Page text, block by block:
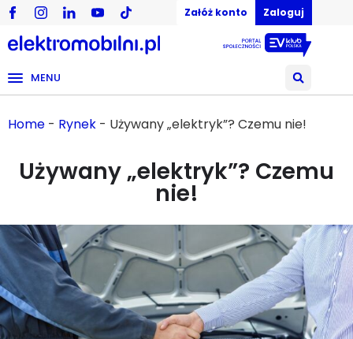
Załóż konto Zaloguj
MENU
Home - Rynek - Używany „elektryk”? Czemu nie!
Używany „elektryk”? Czemu
nie!